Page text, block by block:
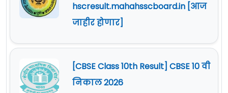
hscresult.mahahsscboard.in [आज
जाहीर होणार]
[CBSE Class 10th Result] CBSE 10 वी
निकाल 2026